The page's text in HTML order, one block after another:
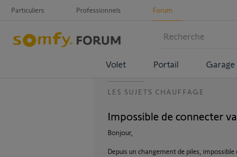
Particuliers Professionnels Forum
Volet Portail Garage
LES SUJETS CHAUFFAGE
Impossible de connecter
Bonjour,
Depuis un changement de piles,